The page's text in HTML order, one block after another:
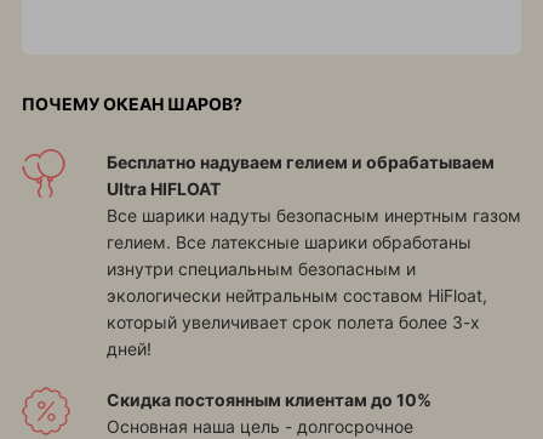
ПОЧЕМУ ОКЕАН ШАРОВ?
Бесплатно надуваем гелием и обрабатываем
Ultra HIFLOAT
Все шарики надуты безопасным инертным газом
гелием. Все латексные шарики обработаны
изнутри специальным безопасным и
экологически нейтральным составом HiFloat,
который увеличивает срок полета более 3-х
дней!
Скидка постоянным клиентам до 10%
Основная наша цель - долгосрочное